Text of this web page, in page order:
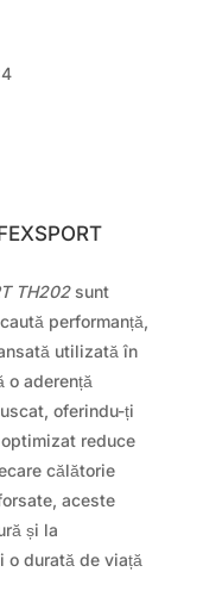
TH202sunt
performanță,
utilizată în
o aderență
oferindu-ți
reduce
călătorie
aceste
și la
o durată de viață